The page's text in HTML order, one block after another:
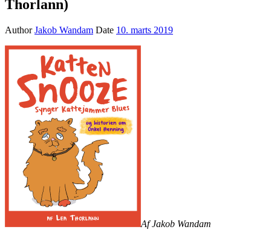
Thorlann)
AuthorJakob Wandam Date 10. marts 2019
Af Jakob Wandam